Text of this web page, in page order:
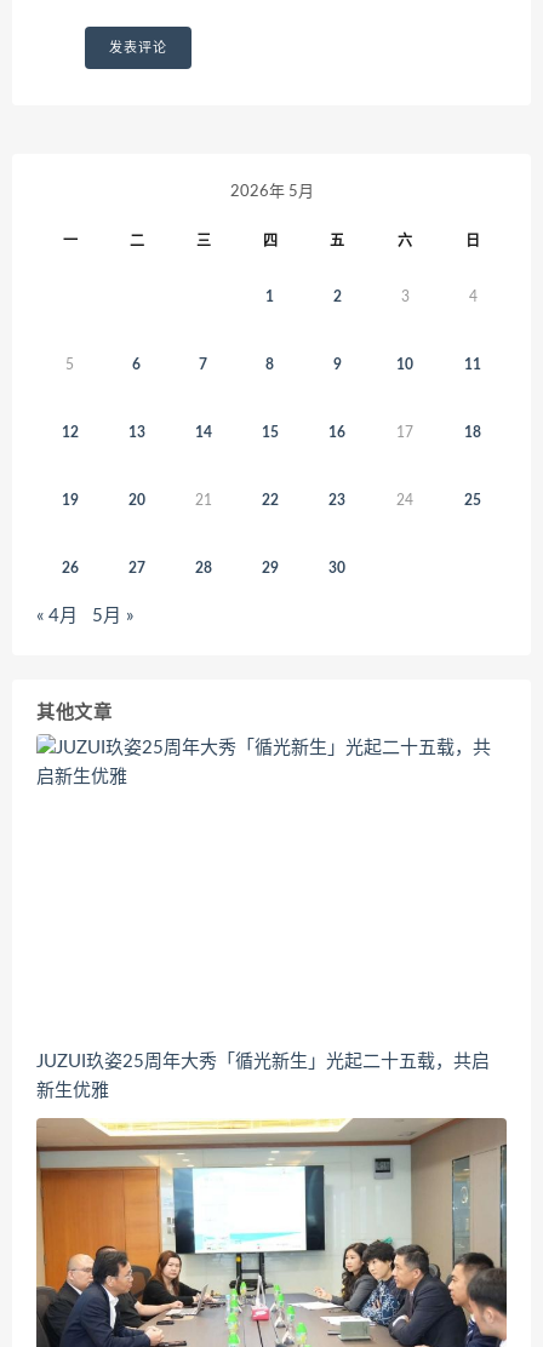
2026年 5月
一 二 三 四 五 六 日
1 2 3 4
5 6 7 8 9 10 11
12 13 14 15 16 17 18
19 20 21 22 23 24 25
26 27 28 29 30
« 4月 5月 »
其他文章
JUZUI玖姿25周年大秀「循光新生」光起二十五载，共启
新生优雅